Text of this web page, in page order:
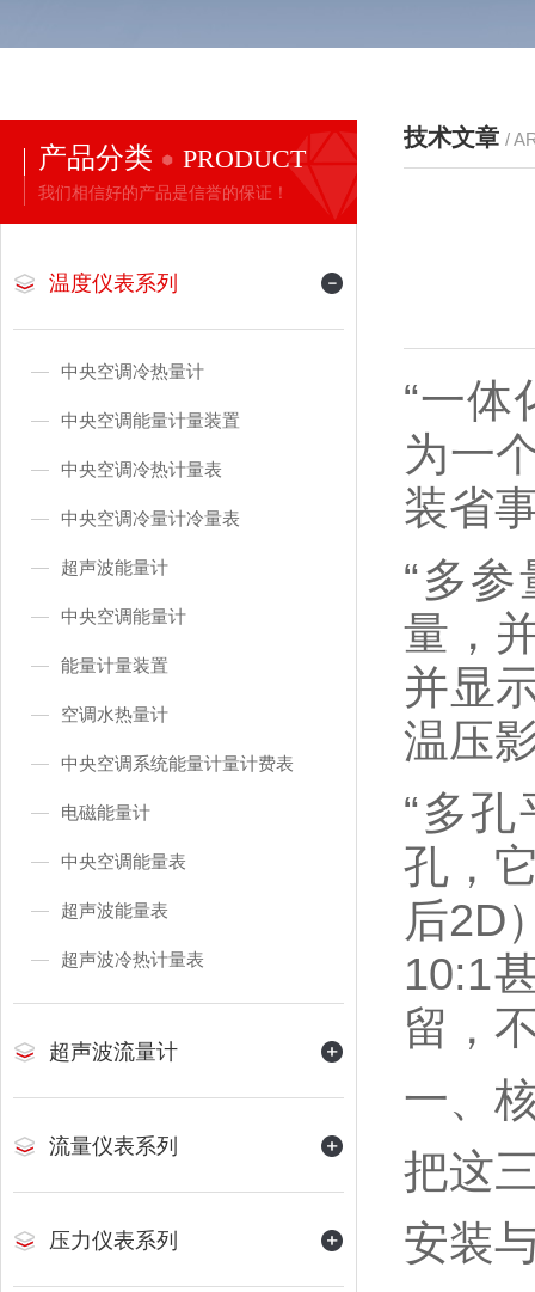
产品分类 PRODUCT
我们相信好的产品是信誉的保证！
温度仪表系列
中央空调冷热量计
中央空调能量计量装置
中央空调冷热计量表
中央空调冷量计冷量表
超声波能量计
中央空调能量计
能量计量装置
空调水热量计
中央空调系统能量计量计费表
电磁能量计
中央空调能量表
超声波能量表
超声波冷热计量表
超声波流量计
流量仪表系列
压力仪表系列
技术文章 /
“一体
为一
装省
“多
量，
并显
温压
“多
孔，
后2D
10:1
留，
一、
把这
安装